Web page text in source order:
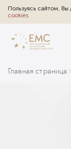
Пользуясь сайтом, Вы
cookies
Главная страница